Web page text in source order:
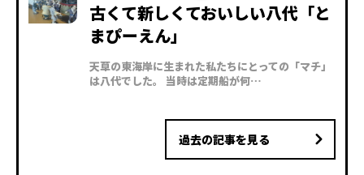
古くて新しくておいしい八代「と
まぴーえん」
天草の東海岸に生まれた私たちにとっての「マチ」
は八代でした。 当時は定期船が何…
過去の記事を見る